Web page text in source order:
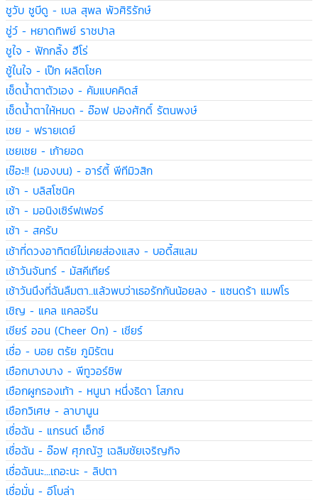
ชูวับ ชูบีดู - เบล สุพล พัวศิริรักษ์
ชู่ว์ - หยาดทิพย์ ราชปาล
ชูใจ - ฟักกลิ้ง ฮีโร่
ชู้ในใจ - เป๊ก ผลิตโชค
เช็ดน้ำตาตัวเอง - คัมแบคคิดส์
เช็ดน้ำตาให้หมด - อ๊อฟ ปองศักดิ์ รัตนพงษ์
เชย - ฟรายเดย์
เชยเชย - เก้ายอด
เช๊อะ!! (มองบน) - อาร์ตี้ พีทีมิวสิก
เช้า - บลิสโซนิค
เช้า - มอนิงเซิร์ฟเฟอร์
เช้า - สครับ
เช้าที่ดวงอาทิตย์ไม่เคยส่องแสง - บอดี้สแลม
เช้าวันจันทร์ - มัสคีเทียร์
เช้าวันนึงที่ฉันลืมตา..แล้วพบว่าเธอรักกันน้อยลง - แซนดร้า แมฟโร
เชิญ - แคล แคลอรีน
เชียร์ ออน (Cheer On) - เชียร์
เชื่อ - บอย ตรัย ภูมิรัตน
เชือกบางบาง - พีทูวอร์ชิพ
เชือกผูกรองเท้า - หนูนา หนึ่งธิดา โสภณ
เชือกวิเศษ - ลาบานูน
เชื่อฉัน - แกรนด์ เอ็กซ์
เชื่อฉัน - อ๊อฟ ศุภณัฐ เฉลิมชัยเจริญกิจ
เชื่อฉันนะ...เถอะนะ - ลิปตา
เชื่อมั่น - อีโบล่า